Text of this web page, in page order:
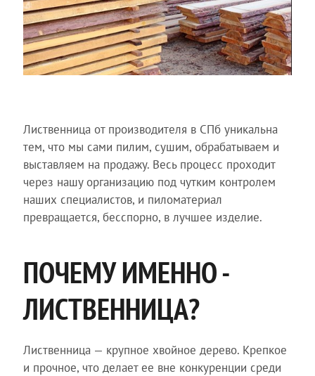
Лиственница от производителя в СПб уникальна
тем, что мы сами пилим, сушим, обрабатываем и
выставляем на продажу. Весь процесс проходит
через нашу организацию под чутким контролем
наших специалистов, и пиломатериал
превращается, бесспорно, в лучшее изделие.
ПОЧЕМУ ИМЕННО -
ЛИСТВЕННИЦА?
Лиственница — крупное хвойное дерево. Крепкое
и прочное, что делает ее вне конкуренции среди